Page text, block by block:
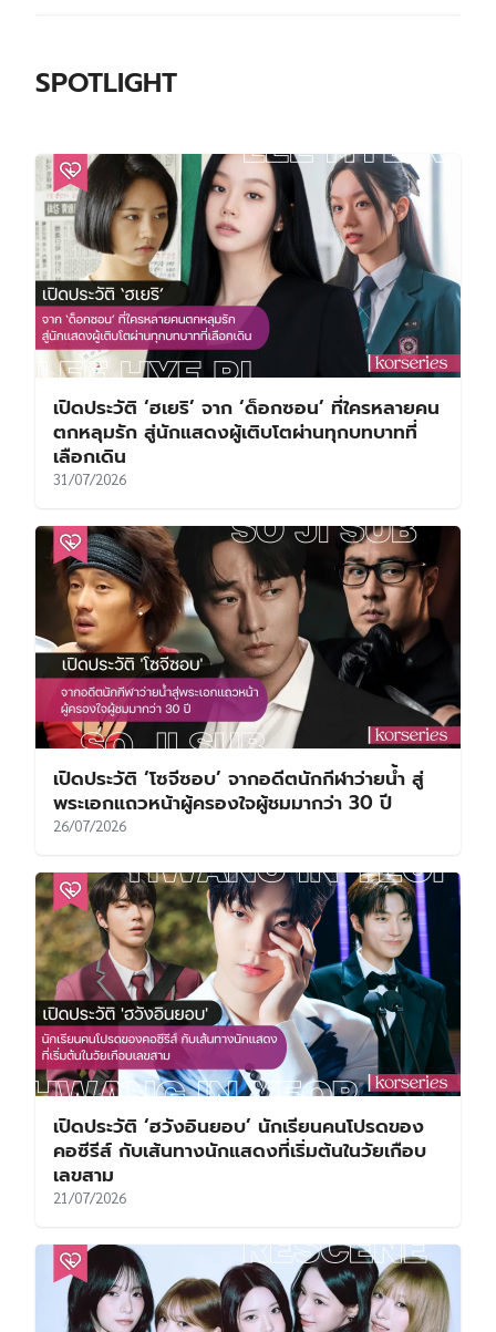
SPOTLIGHT
เปิดประวัติ ‘ฮเยริ’ จาก ‘ด็อกซอน’ ที่ใครหลายคน
ตกหลุมรัก สู่นักแสดงผู้เติบโตผ่านทุกบทบาทที่
เลือกเดิน
31/07/2026
เปิดประวัติ ‘โซจีซอบ’ จากอดีตนักกีฬาว่ายน้ำ สู่
พระเอกแถวหน้าผู้ครองใจผู้ชมมากว่า 30 ปี
26/07/2026
เปิดประวัติ ‘ฮวังอินยอบ’ นักเรียนคนโปรดของ
คอซีรีส์ กับเส้นทางนักแสดงที่เริ่มต้นในวัยเกือบ
เลขสาม
21/07/2026